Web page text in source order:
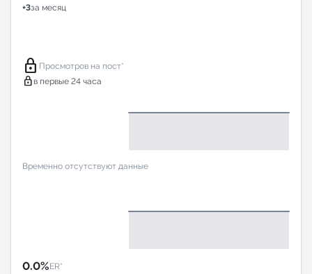
+3за месяц
lock Просмотров на пост*
lock в первые 24 часа
Временно отсутствуют данные
0.0%ER*